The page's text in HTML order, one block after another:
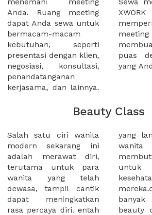
Anda. Ruang meeting
dapat Anda sewa untuk
bermacam-macam
kebutuhan, seperti
presentasi dengan klien,
negosiasi, konsultasi,
penandatanganan
kerjasama, dan lainnya.
XWORK akan
mempermudah
meeting Anda dan
membuat klien Anda
puas dengan meeting
yang
Beauty Class
Salah satu ciri wanita
modern sekarang ini
adalah merawat diri,
terutama untuk para
wanita yang telah
dewasa, tampil cantik
dapat meningkatkan
rasa percaya diri. entah
yang lama.banyak juga
wanita yang
membutuhkan bantuan
untuk konsultasi
kesehatan kulit
mereka.oleh karena itu,
banyak sekali kegiatan
beauty class mengenai